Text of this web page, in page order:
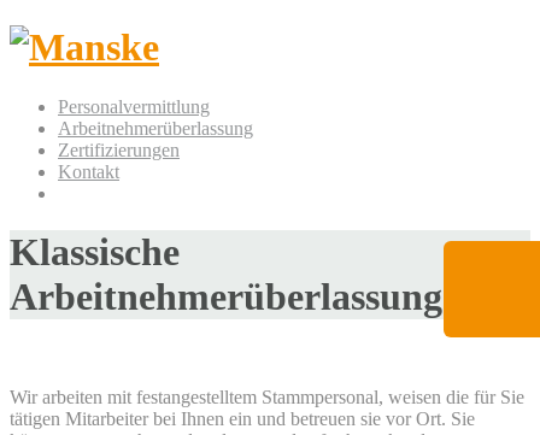
Personalvermittlung
Arbeitnehmerüberlassung
Zertifizierungen
Kontakt
Klassische
Arbeitnehmerüberlassung
Wir arbeiten mit festangestelltem Stammpersonal, weisen die für Sie
tätigen Mitarbeiter bei Ihnen ein und betreuen sie vor Ort. Sie